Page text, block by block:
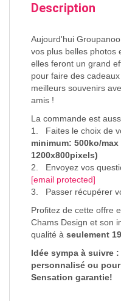
Description
Aujourd'hui
vos plus belles photos
elles feront un grand
pour faire des
meilleurs souvenirs
amis !
La commande est
1. Faites le choix de
minimum: 500ko/
1200x800pixels)
2. Envoyez vos
[email protected]
3. Passer récupérer
Profitez de cette offre
Chams Design et son
qualité à seulement
Idée sympa à suivre
personnalisé ou
Sensation garantie!